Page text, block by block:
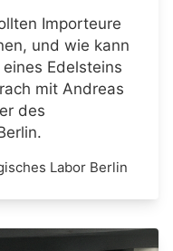
Importeure
und wie kann
Edelsteins
mit Andreas
des
Labor Berlin